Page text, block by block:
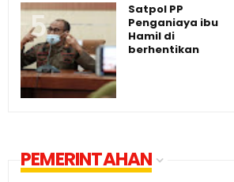
Satpol PP
Penganiaya ibu
Hamil di
berhentikan
PEMERINTAHAN